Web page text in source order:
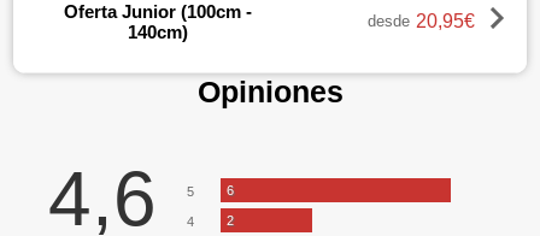
Oferta Junior (100cm -
140cm)
desde 20,95€
Opiniones
4,6 5 6
4 2